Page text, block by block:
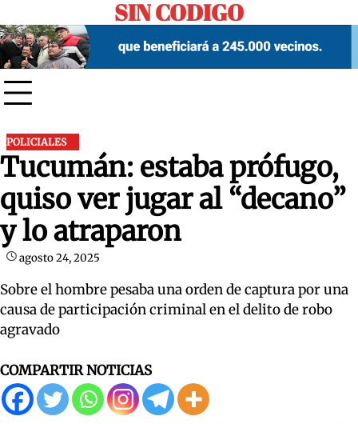
to
content
SIN CODIGO
POLICIALES
Tucumán: estaba prófugo,
quiso ver jugar al “decano”
y lo atraparon
agosto 24, 2025
Sobre el hombre pesaba una orden de captura por una
causa de participación criminal en el delito de robo
agravado
COMPARTIR NOTICIAS